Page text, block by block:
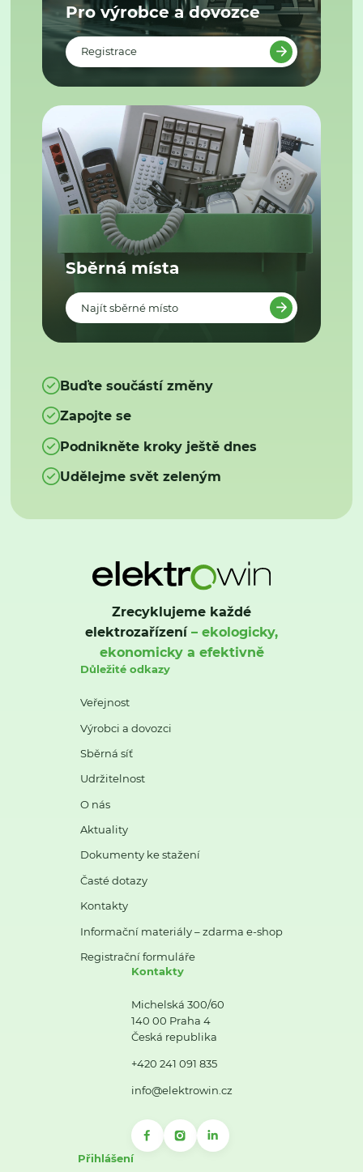
Pro výrobce a dovozce
Registrace
Sběrná místa
Najít sběrné místo
Buďte součástí změny
Zapojte se
Podnikněte kroky ještě dnes
Udělejme svět zeleným
Zrecyklujeme každé
elektrozařízení– ekologicky,
ekonomicky a efektivně
Důležité odkazy
Veřejnost
Výrobci a dovozci
Sběrná síť
Udržitelnost
O nás
Aktuality
Dokumenty ke stažení
Časté dotazy
Kontakty
Informační materiály – zdarma e-shop
Registrační formuláře
Kontakty
Michelská 300/60
140 00 Praha 4
Česká republika
+420 241 091 835
info@elektrowin.cz
Přihlášení